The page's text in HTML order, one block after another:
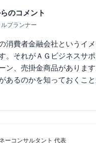
のコメント
プランナー
消費者金融会社というイ
。それがＡＧビジネスサ
ン、売掛金商品がありま
あるのかを知っておくこと
ーコンサルタント 代表